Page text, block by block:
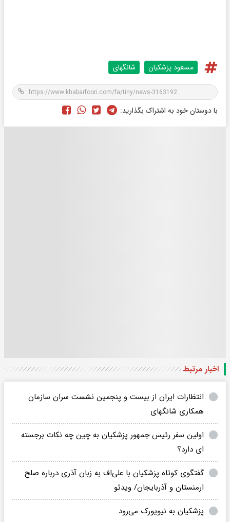
مسعود پزشکیان شانگهای
با دوستان خود به اشتراک بگذارید:
اخبار مرتبط
انتظارات ایران از بیست و پنجمین نشست سران سازمان
همکاری شانگهای
اولین سفر رئیس جمهور پزشکیان به چین چه نکات برجسته
ای دارد؟
گفتگوی کوتاه پزشکیان با علی‌اف به زبان آذری درباره صلح
ارمنستان و آذربایجان/ ویدئو
پزشکیان به نیویورک می‌رود